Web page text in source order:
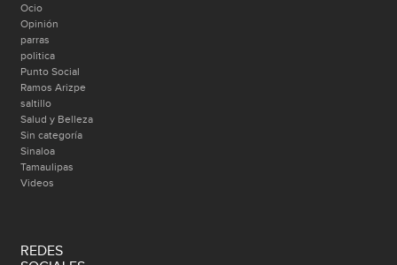
Ocio
Opinión
parras
politica
Punto Social
Ramos Arizpe
saltillo
Salud y Belleza
Sin categoría
Sinaloa
Tamaulipas
Videos
REDES